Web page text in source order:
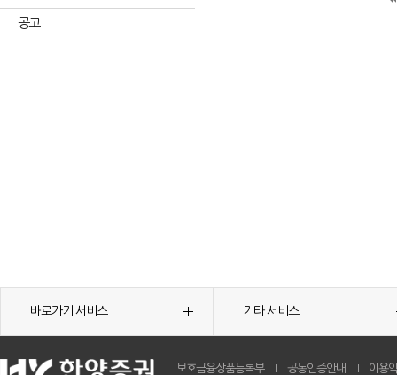
공고
바로가기 서비스 기타 서비스
보호금융상품등록부 공동인증안내 이용